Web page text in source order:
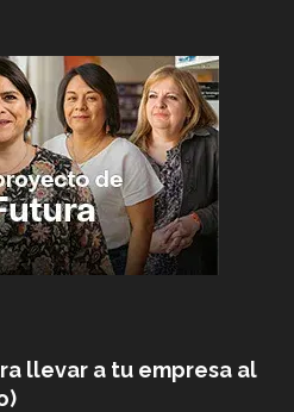
llevar a tu empresa al